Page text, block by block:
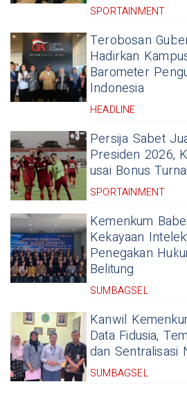
SPORTAINMENT
Terobosan
Hadirkan
Barometer
Indonesia
HEADLINE
Persija Sabet
Presiden 2026,
usai Bonus
SPORTAINMENT
Kemenkum
Kekayaan
Penegakan
Belitung
SUMBAGSEL
Kanwil
Data Fidusia,
dan Sentralisasi
SUMBAGSEL